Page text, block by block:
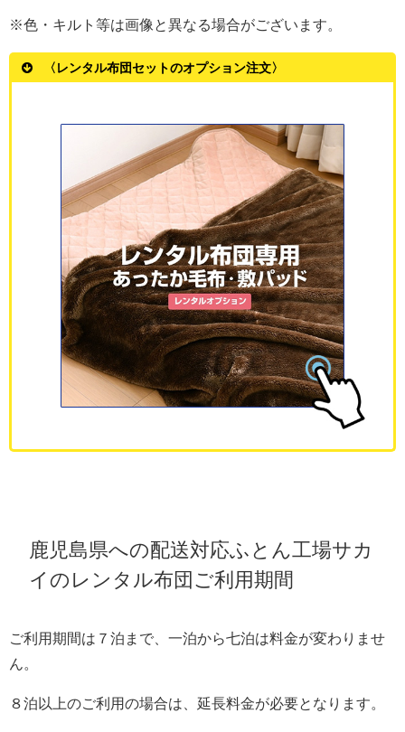
※色・キルト等は画像と異なる場合がございます。
〈レンタル布団セットのオプション注文〉
鹿児島県への配送対応ふとん工場サカ
イのレンタル布団ご利用期間
ご利用期間は７泊まで、一泊から七泊は料金が変わりませ
ん。
８泊以上のご利用の場合は、延長料金が必要となります。